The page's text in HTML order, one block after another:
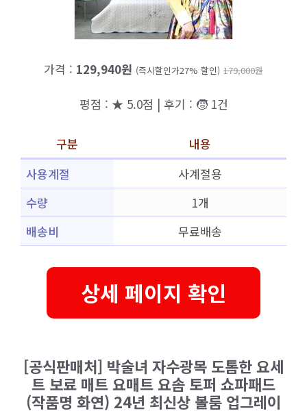
가격 : 129,940원 (즉시할인가27% 할인) 179,000원
평점 : ★ 5.0점 | 후기 : 🧒 1건
구분
내용
사용계절
사계절용
수량
1개
배송비
무료배송
상세 페이지 확인
[공식판매처] 박술녀 자수광목 도톰한 요세
트 보료 매트 요매트 요솜 토퍼 쇼파패드
(작품명 화연) 24년 최신상 볼룸 업그레이